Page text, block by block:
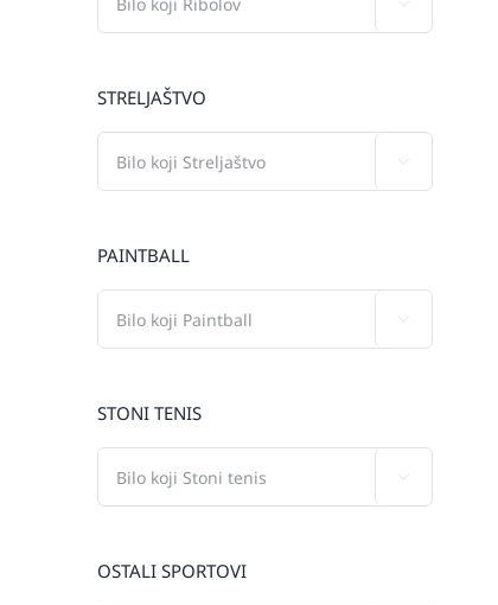
STRELJAŠTVO
PAINTBALL
STONI TENIS
OSTALI SPORTOVI